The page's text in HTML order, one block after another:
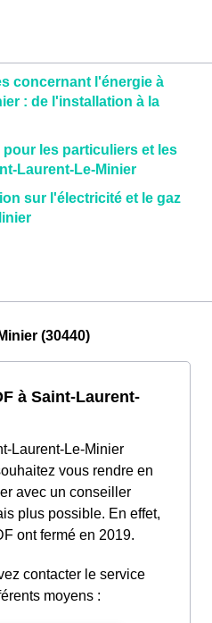
concernant l'énergie à
: de l'installation à la
pour les particuliers et les
Laurent-Le-Minier
sur l'électricité et le gaz
(30440)
à Saint-Laurent-
Laurent-Le-Minier
vous rendre en
avec un conseiller
plus possible. En effet,
ont fermé en 2019.
contacter le service
moyens :